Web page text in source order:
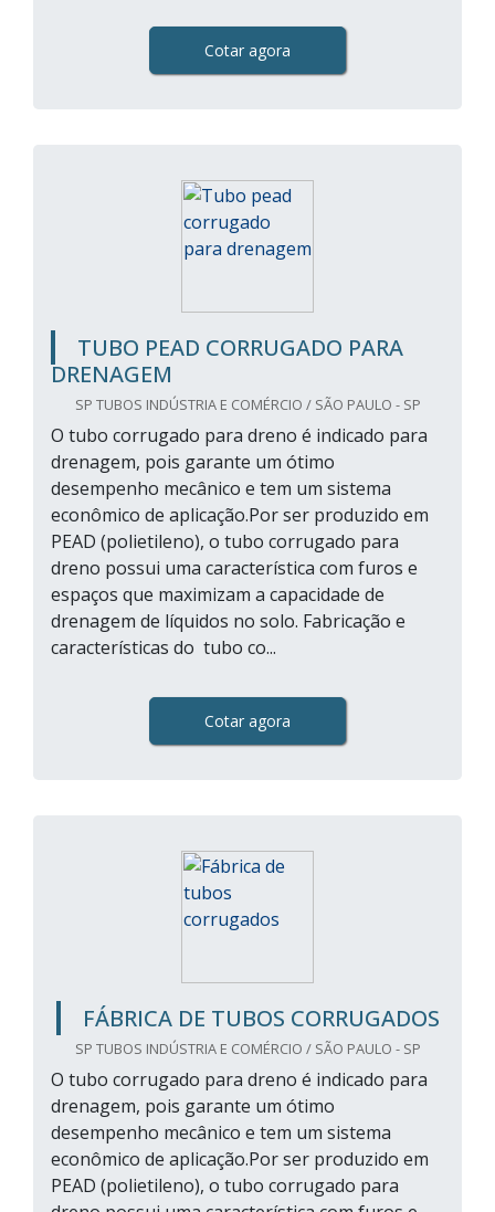
Cotar agora
TUBO PEAD CORRUGADO PARA
DRENAGEM
SP TUBOS INDÚSTRIA E COMÉRCIO / SÃO PAULO - SP
O tubo corrugado para dreno é indicado para
drenagem, pois garante um ótimo
desempenho mecânico e tem um sistema
econômico de aplicação.Por ser produzido em
PEAD (polietileno), o tubo corrugado para
dreno possui uma característica com furos e
espaços que maximizam a capacidade de
drenagem de líquidos no solo. Fabricação e
características do tubo co...
Cotar agora
FÁBRICA DE TUBOS CORRUGADOS
SP TUBOS INDÚSTRIA E COMÉRCIO / SÃO PAULO - SP
O tubo corrugado para dreno é indicado para
drenagem, pois garante um ótimo
desempenho mecânico e tem um sistema
econômico de aplicação.Por ser produzido em
PEAD (polietileno), o tubo corrugado para